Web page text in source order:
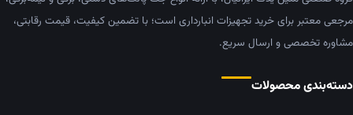
مرجعی معتبر برای خرید تجهیزات انبارداری است؛ با تضمین کیفیت، قیمت رقابتی،
مشاوره تخصصی و ارسال سریع.
دسته‌بندی محصولات